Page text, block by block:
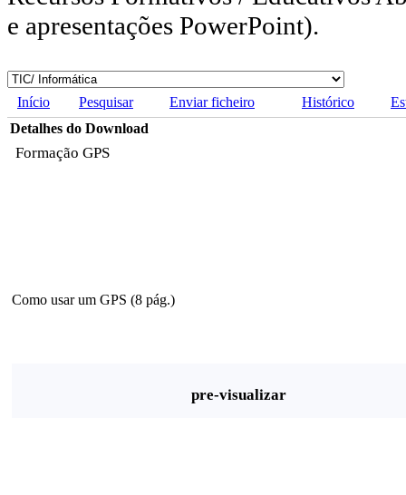
e apresentações PowerPoint).
Início Pesquisar Enviar ficheiro Histórico
Detalhes do Download
Formação GPS
Como usar um GPS (8 pág.)
pre-visualizar